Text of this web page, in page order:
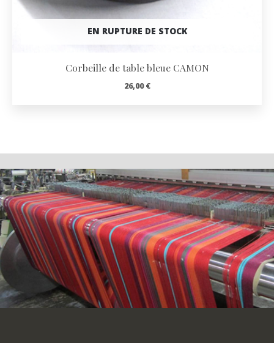
EN RUPTURE DE STOCK
Corbeille de table bleue CAMON
26,00€